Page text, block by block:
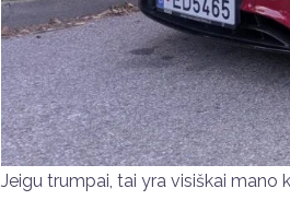
Jeigu trumpai, tai yra visiškai mano